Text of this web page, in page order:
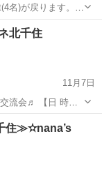
名)が戻ります。キ
りあえず申し込み
北千住
11月7日
日 時】
OK！ 【会
集
住≫✫nana’s